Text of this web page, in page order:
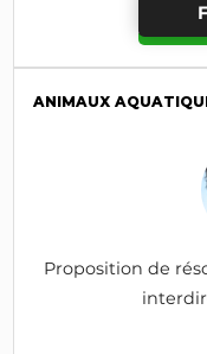
ANIMAUX
Proposition de